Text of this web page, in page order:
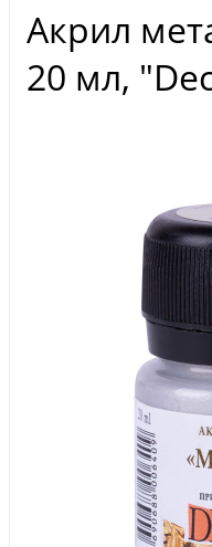
Акрил
20 мл,